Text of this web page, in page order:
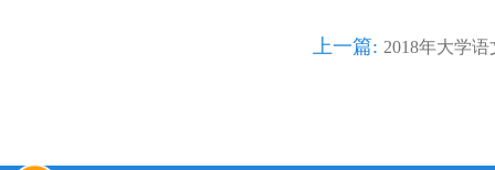
上一篇: 2018年大学